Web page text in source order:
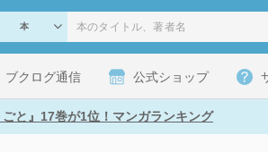
ブクログ通信 公式ショップ
と』17巻が1位！マンガランキング